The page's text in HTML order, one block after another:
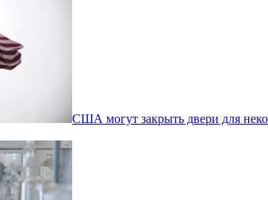
США могут закрыть двери для